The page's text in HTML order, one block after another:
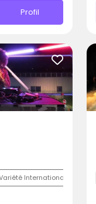
Profil
Internationale